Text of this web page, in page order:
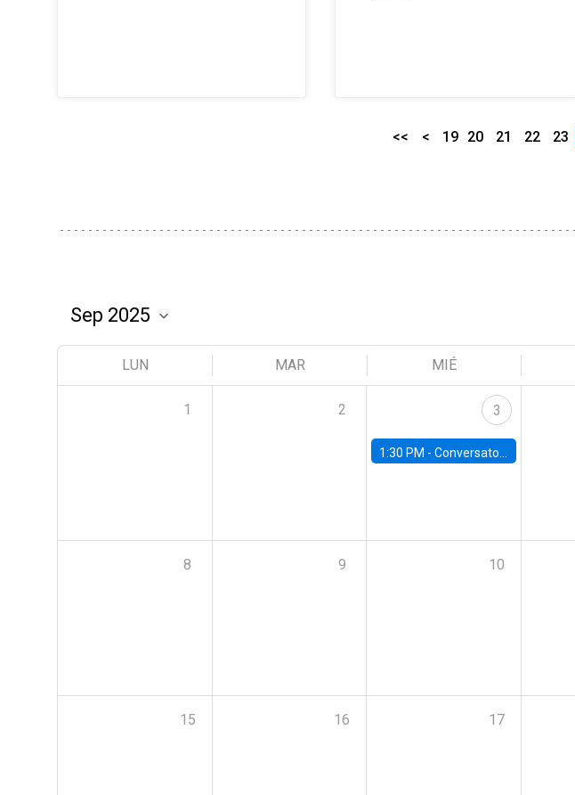
<< < 19 20 21 22 23
LUN MAR MIÉ
1 2 3
1:30 PM -Conversatorio | Pobreza, Salud Mental y Violencia: Perspectivas y Propuestas desde la UC
8 9 10
15 16 17